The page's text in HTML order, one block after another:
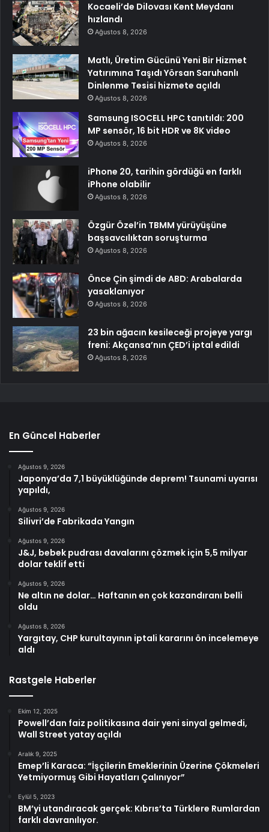
Kocaeli’de Dilovası Kent Meydanı
hızlandı
Ağustos 8, 2026
Matlı, Üretim Gücünü Yeni Bir Hizmet
Yatırımına Taşıdı Yörsan Saruhanlı
Dinlenme Tesisi hizmete açıldı
Ağustos 8, 2026
Samsung ISOCELL HPC tanıtıldı: 200
MP sensör, 16 bit HDR ve 8K video
Ağustos 8, 2026
iPhone 20, tarihin gördüğü en farklı
iPhone olabilir
Ağustos 8, 2026
Özgür Özel’in TBMM yürüyüşüne
başsavcılıktan soruşturma
Ağustos 8, 2026
Önce Çin şimdi de ABD: Arabalarda
yasaklanıyor
Ağustos 8, 2026
23 bin ağacın kesileceği projeye yargı
freni: Akçansa’nın ÇED’i iptal edildi
Ağustos 8, 2026
En Güncel Haberler
Ağustos 9, 2026
Japonya’da 7,1 büyüklüğünde deprem! Tsunami uyarısı
yapıldı,
Ağustos 9, 2026
Silivri’de Fabrikada Yangın
Ağustos 9, 2026
J&J, bebek pudrası davalarını çözmek için 5,5 milyar
dolar teklif etti
Ağustos 9, 2026
Ne altın ne dolar… Haftanın en çok kazandıranı belli
oldu
Ağustos 8, 2026
Yargıtay, CHP kurultayının iptali kararını ön incelemeye
aldı
Rastgele Haberler
Ekim 12, 2025
Powell’dan faiz politikasına dair yeni sinyal gelmedi,
Wall Street yatay açıldı
Aralık 9, 2025
Emep’li Karaca: “İşçilerin Emeklerinin Üzerine Çökmeleri
Yetmiyormuş Gibi Hayatları Çalınıyor”
Eylül 5, 2023
BM’yi utandıracak gerçek: Kıbrıs’ta Türklere Rumlardan
farklı davranılıyor.